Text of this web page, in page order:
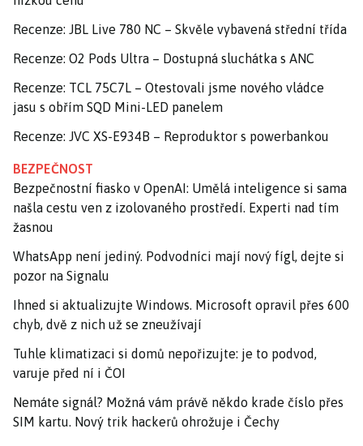
Recenze: JBL Live 780 NC – Skvěle vybavená střední třída
Recenze: O2 Pods Ultra – Dostupná sluchátka s ANC
Recenze: TCL 75C7L – Otestovali jsme nového vládce
jasu s obřím SQD Mini-LED panelem
Recenze: JVC XS-E934B – Reproduktor s powerbankou
BEZPEČNOST
Bezpečnostní fiasko v OpenAI: Umělá inteligence si sama
našla cestu ven z izolovaného prostředí. Experti nad tím
žasnou
WhatsApp není jediný. Podvodníci mají nový fígl, dejte si
pozor na Signalu
Ihned si aktualizujte Windows. Microsoft opravil přes 600
chyb, dvě z nich už se zneužívají
Tuhle klimatizaci si domů nepořizujte: je to podvod,
varuje před ní i ČOI
Nemáte signál? Možná vám právě někdo krade číslo přes
SIM kartu. Nový trik hackerů ohrožuje i Čechy